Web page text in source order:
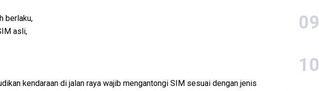
berlaku,
asli,
kendaraan di jalan raya wajib mengantongi SIM sesuai dengan jenis
09
10